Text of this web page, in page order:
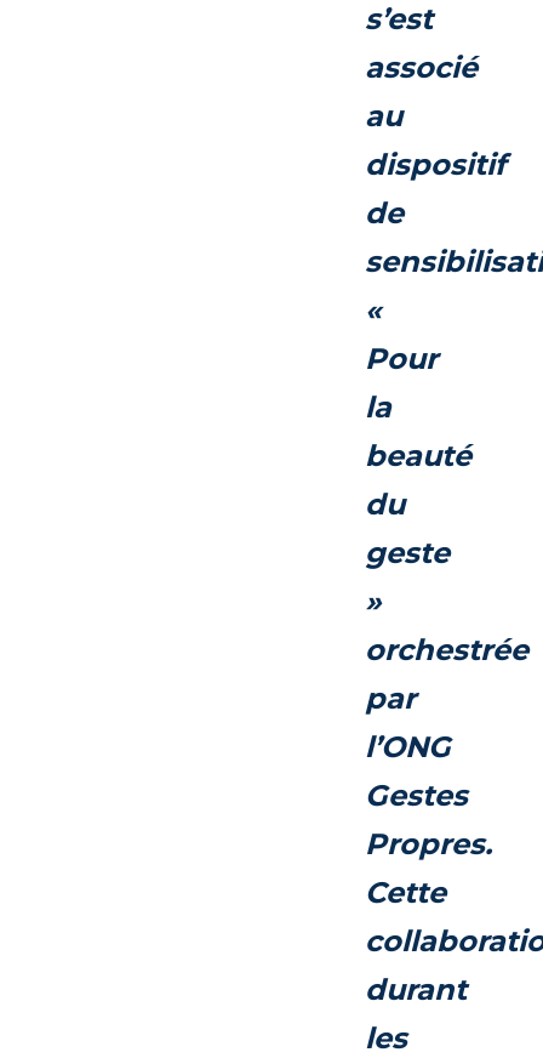
s’est
associé
au
dispositif
de
«
Pour
la
beauté
du
geste
»
orchestrée
par
l’ONG
Gestes
Propres.
Cette
durant
les